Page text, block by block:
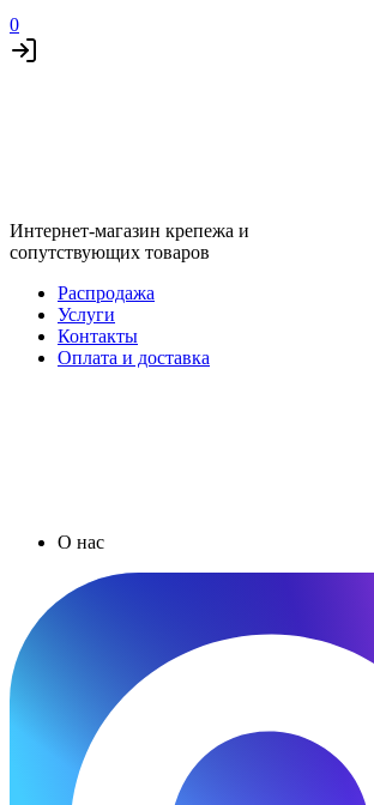
0
Интернет-магазин крепежа и
сопутствующих товаров
Распродажа
Услуги
Контакты
Оплата и доставка
О нас